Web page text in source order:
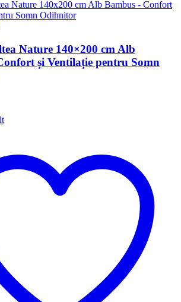
Nature 140×200 cm Alb
și Ventilație pentru Somn